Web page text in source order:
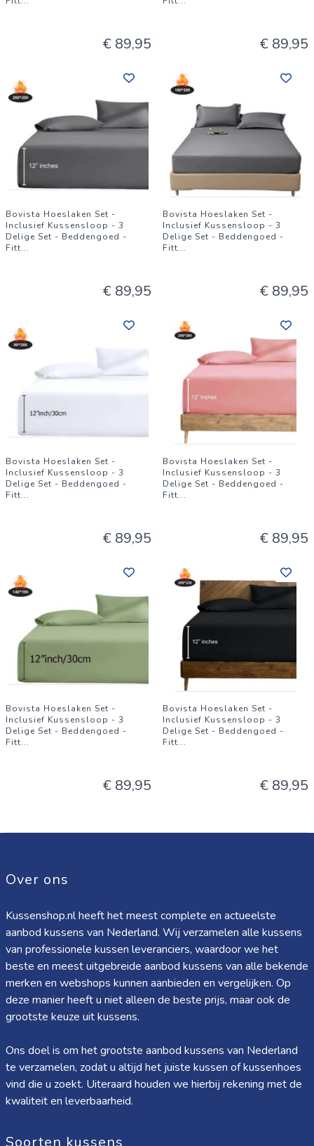
€ 89,95 € 89,95
Bovista Hoeslaken Set -
Inclusief Kussensloop - 3
Delige Set - Beddengoed -
Fitt...
€ 89,95
Bovista Hoeslaken Set -
Inclusief Kussensloop - 3
Delige Set - Beddengoed -
Fitt...
€ 89,95
Bovista Hoeslaken Set -
Inclusief Kussensloop - 3
Delige Set - Beddengoed -
Fitt...
€ 89,95
Bovista Hoeslaken Set -
Inclusief Kussensloop - 3
Delige Set - Beddengoed -
Fitt...
€ 89,95
Bovista Hoeslaken Set -
Inclusief Kussensloop - 3
Delige Set - Beddengoed -
Fitt...
€ 89,95
Bovista Hoeslaken Set -
Inclusief Kussensloop - 3
Delige Set - Beddengoed -
Fitt...
€ 89,95
Over ons
Kussenshop.nl heeft het meest complete en actueelste
aanbod kussens van Nederland. Wij verzamelen alle kussens
van professionele kussen leveranciers, waardoor we het
beste en meest uitgebreide aanbod kussens van alle bekende
merken en webshops kunnen aanbieden en vergelijken. Op
deze manier heeft u niet alleen de beste prijs, maar ook de
grootste keuze uit kussens.
Ons doel is om het grootste aanbod kussens van Nederland
te verzamelen, zodat u altijd het juiste kussen of kussenhoes
vind die u zoekt. Uiteraard houden we hierbij rekening met de
kwaliteit en leverbaarheid.
Soorten kussens